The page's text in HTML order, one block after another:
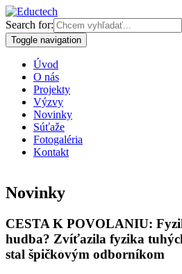
Search for:
Toggle navigation
Úvod
O nás
Projekty
Výzvy
Novinky
Súťaže
Fotogaléria
Kontakt
Novinky
CESTA K POVOLANIU:
hudba? Zvíťazila fyzika
stal špičkovým odborníkom